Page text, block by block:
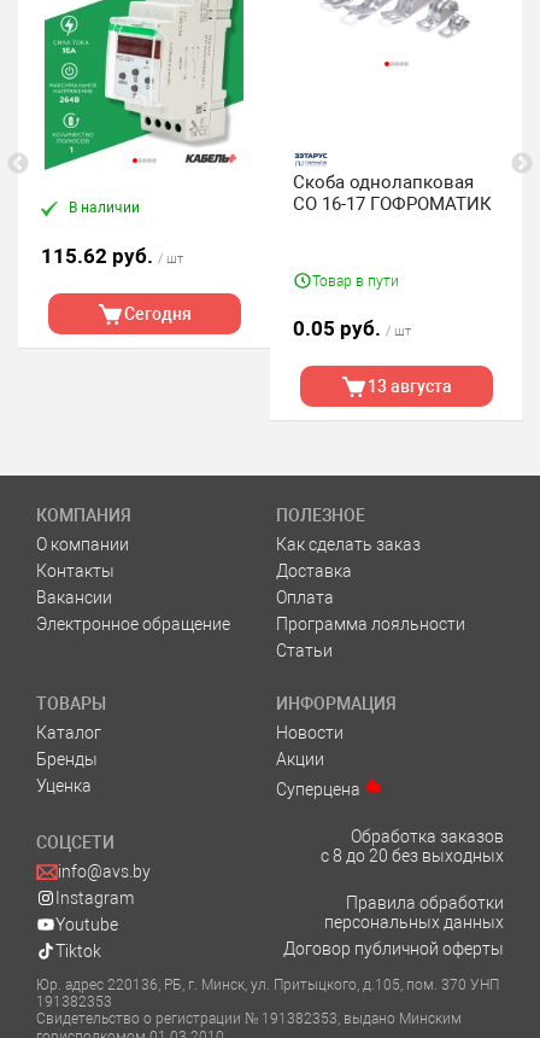
В наличии
115.62 руб. / шт
Сегодня
Скоба однолапковая
СО 16-17 ГОФРОМАТИК
Товар в пути
0.05 руб. / шт
13 августа
КОМПАНИЯ
О компании
Контакты
Вакансии
Электронное обращение
ПОЛЕЗНОЕ
Как сделать заказ
Доставка
Оплата
Программа лояльности
Статьи
ТОВАРЫ
Каталог
Бренды
Уценка
ИНФОРМАЦИЯ
Новости
Акции
Суперцена
СОЦСЕТИ
info@avs.by
Instagram
Youtube
Tiktok
Обработка заказов
с 8 до 20 без выходных
Правила обработки
персональных данных
Договор публичной оферты
Юр. адрес 220136, РБ, г. Минск, ул. Притыцкого, д.105, пом. 370 УНП
191382353
Свидетельство о регистрации № 191382353, выдано Минским